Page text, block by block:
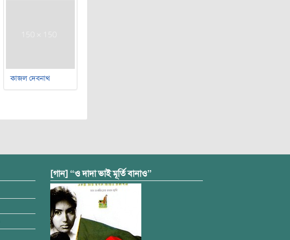
কাজল দেবনাথ
[গান] “ও দাদা ভাই মূর্তি বানাও”